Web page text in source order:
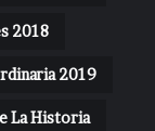
2018
2019
La Historia